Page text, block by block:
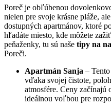
Poreč je obľúbenou
nielen pre svoje krásne pláže,
dostupných apartmánov, ktoré
hľadáte miesto, kde môžete
peňaženky, tu sú naše tipy na
Poreči.
Apartmán Sanja –
vďaka svojej čistote,
atmosfére. Ceny začínajú
ideálnou voľbou pre